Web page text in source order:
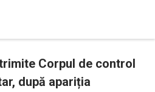
Corpul de control
după apariția